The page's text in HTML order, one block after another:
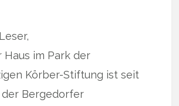
Haus im Park der
Körber-Stiftung ist seit
der Bergedorfer